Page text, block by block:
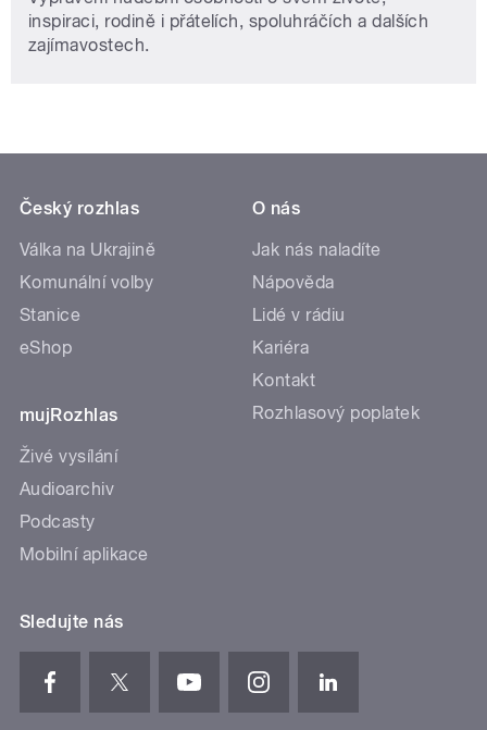
inspiraci, rodině i přátelích, spoluhráčích a dalších
zajímavostech.
Český rozhlas
Válka na Ukrajině
Komunální volby
Stanice
eShop
mujRozhlas
Živé vysílání
Audioarchiv
Podcasty
Mobilní aplikace
O nás
Jak nás naladíte
Nápověda
Lidé v rádiu
Kariéra
Kontakt
Rozhlasový poplatek
Sledujte nás